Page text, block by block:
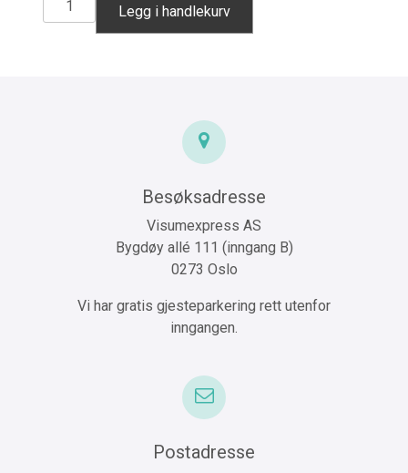
konsulærgebyr
Legg i handlekurv
Besøksadresse
Visumexpress AS
Bygdøy allé 111 (inngang B)
0273 Oslo
Vi har gratis gjesteparkering rett utenfor
inngangen.
Postadresse